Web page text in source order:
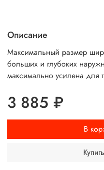
Описание
Максимальный размер
больших и глубоких
максимально усилена для
3 885 ₽
В